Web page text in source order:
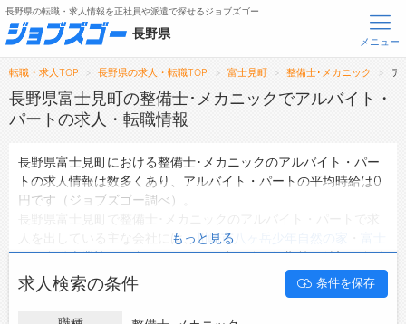
無料会員登録 ログイン
トップ
詳細情報で求人を探す
【初めての方へ】
長野県の求人検索で選ばれる理由
転職支援サービスについて
長野県の転職・求人情報を正社員や派遣で探せるジョブズゴー
長野県
メニュー
転職・求人TOP 長野県の求人・転職TOP 富士見町 整備士･メカニック ア
長野県富士見町の整備士･メカニックでアルバイト・
パートの求人・転職情報
長野県富士見町における整備士･メカニックのアルバイト・パー
トの求人情報は数多くあり、アルバイト・パートの平均時給は0
円です（ジョブズゴー調べ）。
人を出している主な会社には、 川崎市八ヶ岳少年自然の家
見町自動車業協同組合などがあり、未経験や短期等ご希望の条件
で絞り込みができます。
長野県富士見町の地域密着型の求人サイトであるジョブズゴーで
は長野県富士見町のアルバイト・パートとして働ける整備士･メ
もっと見る
求人検索の条件 条件を保存